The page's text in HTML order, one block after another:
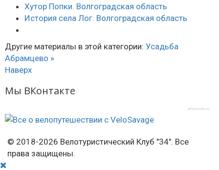
Хутор Попки. Волгоградская область
История села Лог. Волгоградская область
Другие материалы в этой категории: Усадьба
Абрамцево »
Наверх
Мы ВКонтакте
afisha-msk.ru
© 2018-2026 Велотуристический Клуб "34". Все
права защищены.